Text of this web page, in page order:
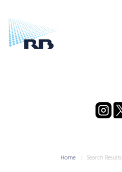
Home Search Results